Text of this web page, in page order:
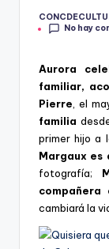
Publicado
por
No hay
Aurora
familiar,
Pierre , el
familia
primer hijo a
Margaux es
fotografía;
cambiará la